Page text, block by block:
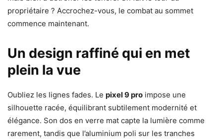
propriétaire ? Accrochez-vous, le combat au sommet
commence maintenant.
Un design raffiné qui en met
plein la vue
Oubliez les lignes fades. Le pixel 9 pro impose une
silhouette racée, équilibrant subtilement modernité et
élégance. Son dos en verre mat capte la lumière comme
rarement, tandis que l’aluminium poli sur les tranches